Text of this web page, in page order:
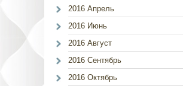
2016 Апрель
2016 Июнь
2016 Август
2016 Сентябрь
2016 Октябрь